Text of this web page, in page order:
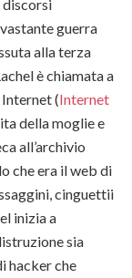
discorsi
guerra
alla terza
è chiamata a
(Internet
della moglie e
all’archivio
che era il web di
cinguettii
inizia a
sia
hacker che